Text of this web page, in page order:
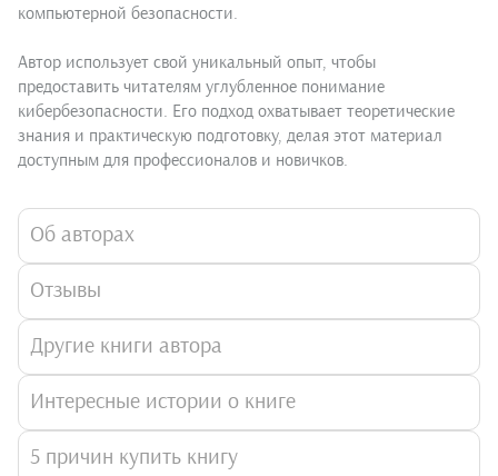
компьютерной безопасности.
Автор использует свой уникальный опыт, чтобы
предоставить читателям углубленное понимание
кибербезопасности. Его подход охватывает теоретические
знания и практическую подготовку, делая этот материал
доступным для профессионалов и новичков.
Об авторах
Отзывы
Другие книги автора
Интересные истории о книге
5 причин купить книгу